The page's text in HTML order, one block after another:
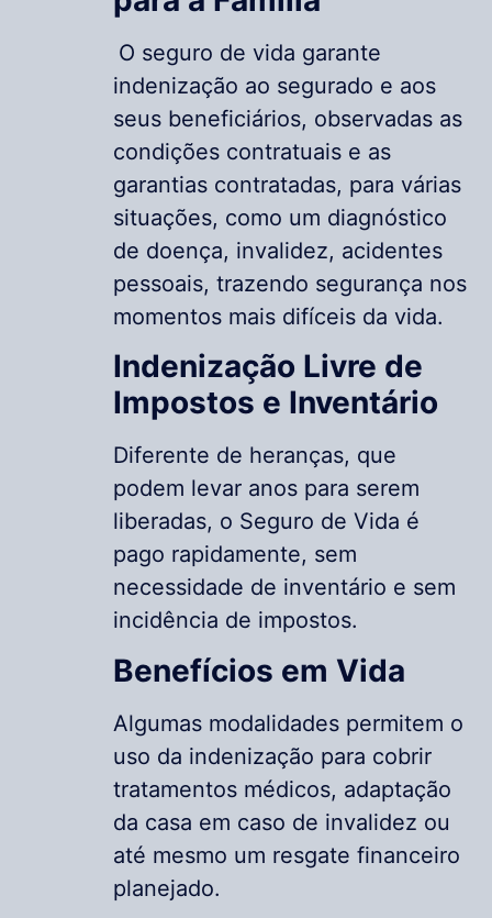
O seguro de vida garante
indenização ao segurado e aos
seus beneficiários, observadas as
condições contratuais e as
garantias contratadas, para várias
situações, como um diagnóstico
de doença, invalidez, acidentes
pessoais, trazendo segurança nos
momentos mais difíceis da vida.
Indenização Livre de
Impostos e Inventário
Diferente de heranças, que
podem levar anos para serem
liberadas, o Seguro de Vida é
pago rapidamente, sem
necessidade de inventário e sem
incidência de impostos.
Benefícios em Vida
Algumas modalidades permitem o
uso da indenização para cobrir
tratamentos médicos, adaptação
da casa em caso de invalidez ou
até mesmo um resgate financeiro
planejado.